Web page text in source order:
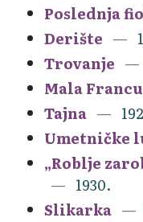
Poslednja
Derište
Trovanje
Mala
Tajna
Umetničke
„Roblje
1930.
Slikarka